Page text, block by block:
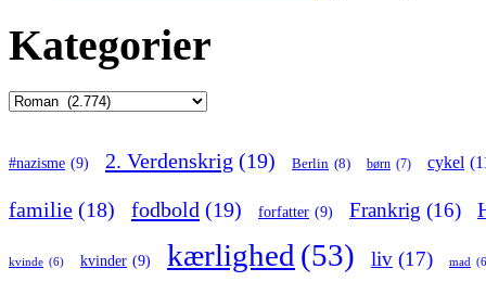
Kategorier
Kategorier
#nazisme (9) 2. Verdenskrig (19) Berlin (8) børn (7) cykel
familie (18) fodbold (19) forfatter (9) Frankrig (16)
kvinde (6) kvinder (9) kærlighed (53) liv (17) mad